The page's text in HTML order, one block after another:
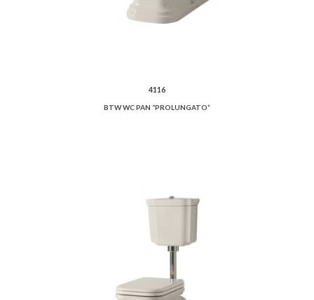
4116
BTW WC PAN “PROLUNGATO”